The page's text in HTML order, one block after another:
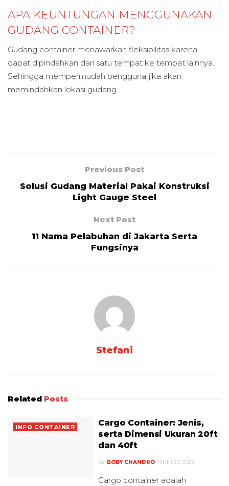
APA KEUNTUNGAN MENGGUNAKAN
GUDANG CONTAINER?
Gudang container menawarkan fleksibilitas karena
dapat dipindahkan dari satu tempat ke tempat lainnya.
Sehingga mempermudah pengguna jika akan
memindahkan lokasi gudang.
Previous Post
Solusi Gudang Material Pakai Konstruksi
Light Gauge Steel
Next Post
11 Nama Pelabuhan di Jakarta Serta
Fungsinya
Stefani
Related Posts
INFO CONTAINER
Cargo Container: Jenis,
serta Dimensi Ukuran 20ft
dan 40ft
BY BOBY CHANDRO JUNI 26, 2026
Cargo container adalah